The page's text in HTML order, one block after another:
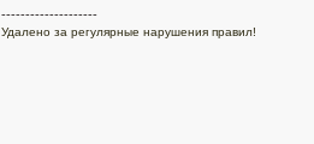
--------------------
Удалено за регулярные нарушения правил!